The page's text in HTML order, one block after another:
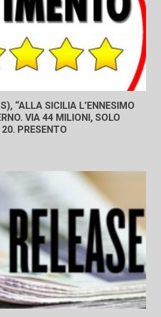
“ALLA SICILIA L’ENNESIMO
VIA 44 MILIONI, SOLO
PRESENTO